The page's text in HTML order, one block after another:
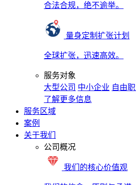
合法合规，绝不逾举。
量身定制扩张计划
全球扩张，迅速高效。
服务对象
大型公司 中小企业 自由
了解更多信息
服务区域
案例
关于我们
公司概况
我们的核心价值观